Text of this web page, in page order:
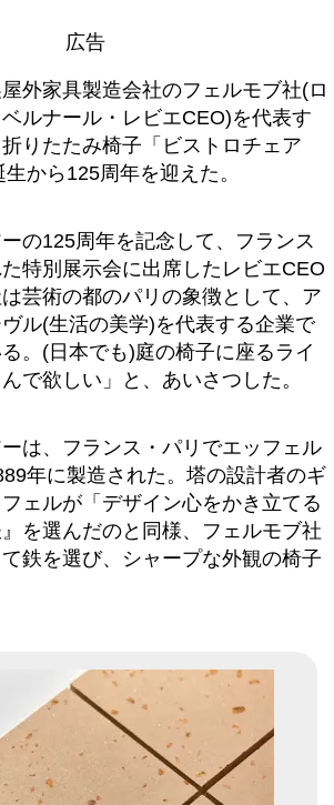
広告
外家具製造会社のフェルモブ社(ロ
ルナール・レビエCEO)を代表す
りたたみ椅子「ビストロチェア
から125周年を迎えた。
の125周年を記念して、フランス
特別展示会に出席したレビエCEO
芸術の都のパリの象徴として、ア
ル(生活の美学)を代表する企業で
。(日本でも)庭の椅子に座るライ
で欲しい」と、あいさつした。
は、フランス・パリでエッフェル
年に製造された。塔の設計者のギ
ェルが「デザイン心をかき立てる
を選んだのと同様、フェルモブ社
鉄を選び、シャープな外観の椅子